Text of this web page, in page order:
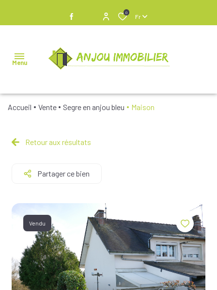
0
Fr
Menu
VENDRE
BIENS
BIENS À
LOCATION
ESTIMEZ
VOTRE
Accueil Vente Segre en anjou bleu Maison
Retour aux résultats
Partager ce bien
Vendu